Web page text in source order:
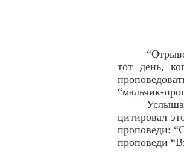
тот день,
“мальчик-
цитировал
проповеди:
проповеди